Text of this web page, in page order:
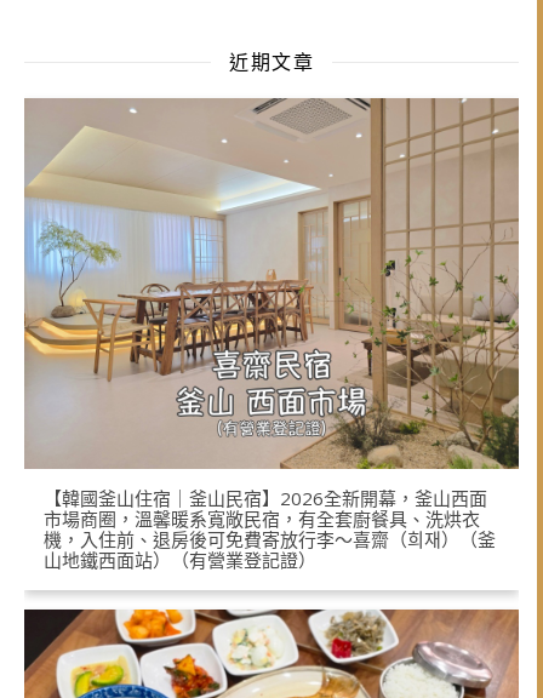
近期文章
【韓國釜山住宿｜釜山民宿】2026全新開幕，釜山西面
市場商圈，溫馨暖系寬敞民宿，有全套廚餐具、洗烘衣
機，入住前、退房後可免費寄放行李～喜齋（희재）（釜
山地鐵西面站）（有營業登記證）